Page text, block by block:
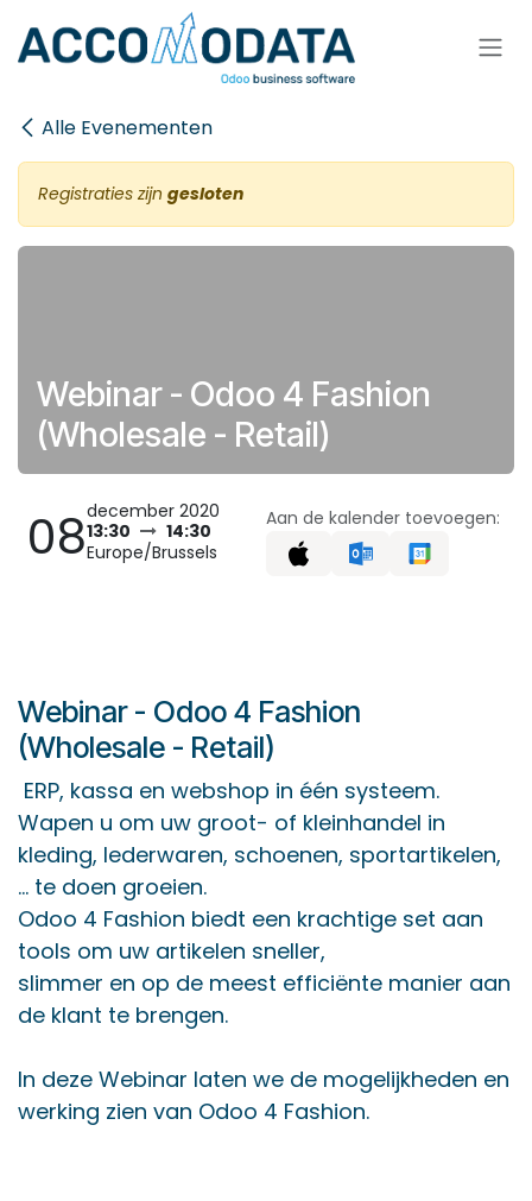
Overslaan naar inhoud
Alle Evenementen
Registraties zijn gesloten
Webinar - Odoo 4 Fashion
(Wholesale - Retail)
08december 2020
13:30
14:30
Europe/Brussels
Aan de kalender toevoegen:
Webinar - Odoo 4 Fashion
(Wholesale - Retail)
ERP, kassa en webshop in één systeem.
Wapen u om uw groot- of kleinhandel in
kleding, lederwaren, schoenen, sportartikelen,
... te doen groeien.
Odoo 4 Fashion biedt een krachtige set aan
tools om uw artikelen sneller,
slimmer en op de meest efficiënte manier aan
de klant te brengen.
In deze Webinar laten we de mogelijkheden en
werking zien van Odoo 4 Fashion.